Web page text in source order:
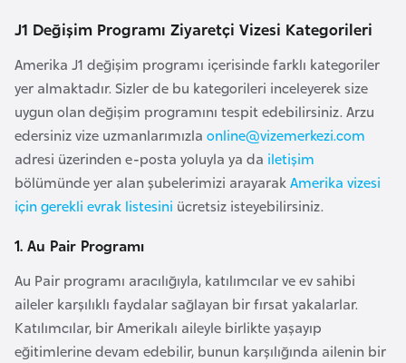
J1 Değişim Programı Ziyaretçi Vizesi Kategorileri
Amerika J1 değişim programı içerisinde farklı kategoriler
yer almaktadır. Sizler de bu kategorileri inceleyerek size
uygun olan değişim programını tespit edebilirsiniz. Arzu
edersiniz vize uzmanlarımızla online@vizemerkezi.com
adresi üzerinden e-posta yoluyla ya da iletişim
bölümünde yer alan şubelerimizi arayarakAmerika vizesi
için gerekli evrak listesini ücretsiz isteyebilirsiniz.
1. Au Pair Programı
Au Pair programı aracılığıyla, katılımcılar ve ev sahibi
aileler karşılıklı faydalar sağlayan bir fırsat yakalarlar.
Katılımcılar, bir Amerikalı aileyle birlikte yaşayıp
eğitimlerine devam edebilir, bunun karşılığında ailenin bir
e
b
a
y
c
a
n
B
a
h
r
e